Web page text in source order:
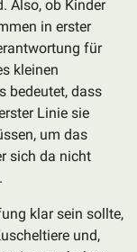
Also, ob Kinder
in erster
für
kleinen
bedeutet, dass
Linie sie
um das
sich da nicht
klar sein sollte,
und,